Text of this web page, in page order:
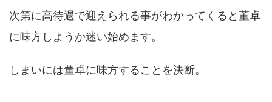
次第に高待遇で迎えられる事がわかってくると董卓
に味方しようか迷い始めます。
しまいには董卓に味方することを決断。